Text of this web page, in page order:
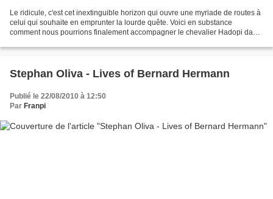
Le ridicule, c'est cet inextinguible horizon qui ouvre une myriade de routes à
celui qui souhaite en emprunter la lourde quête. Voici en substance
comment nous pourrions finalement accompagner le chevalier Hadopi dans
Stephan Oliva - Lives of Bernard Hermann
Publié le 22/08/2010 à 12:50
Par Franpi